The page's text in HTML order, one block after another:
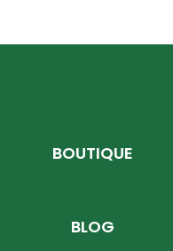
BOUTIQUE
BLOG